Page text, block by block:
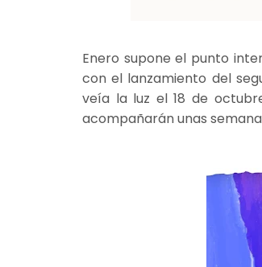
Enero supone el punto
con el lanzamiento del
veía la luz el 18 de
acompañarán unas